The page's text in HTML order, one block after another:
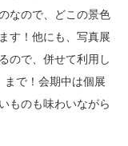
なので、どこの景色
す！他にも、写真展
ので、併せて利用し
で！会期中は個展
ものも味わいながら